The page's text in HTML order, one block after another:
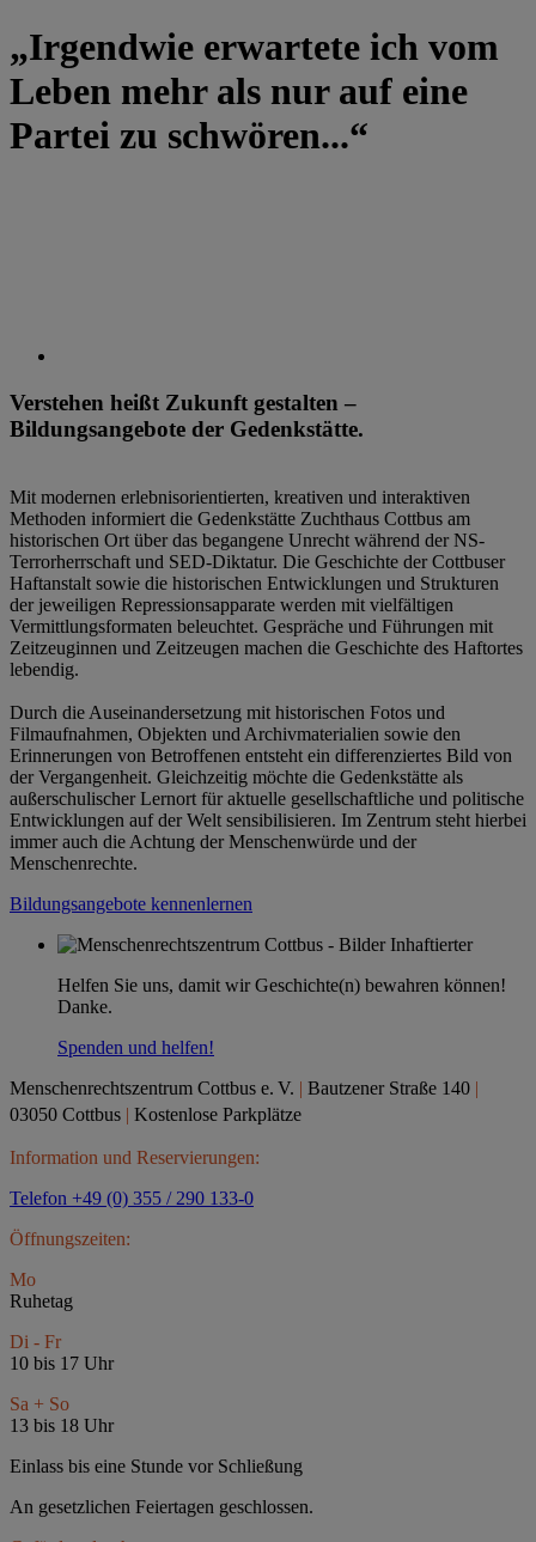
„Irgendwie erwartete ich vom
Leben mehr als nur auf eine
Partei zu schwören...“
Verstehen heißt Zukunft gestalten –
Bildungsangebote der Gedenkstätte.
Mit modernen erlebnisorientierten, kreativen und interaktiven
Methoden informiert die Gedenkstätte Zuchthaus Cottbus am
historischen Ort über das begangene Unrecht während der NS-
Terrorherrschaft und SED-Diktatur. Die Geschichte der Cottbuser
Haftanstalt sowie die historischen Entwicklungen und Strukturen
der jeweiligen Repressionsapparate werden mit vielfältigen
Vermittlungsformaten beleuchtet. Gespräche und Führungen mit
Zeitzeuginnen und Zeitzeugen machen die Geschichte des Haftortes
lebendig.
Durch die Auseinandersetzung mit historischen Fotos und
Filmaufnahmen, Objekten und Archivmaterialien sowie den
Erinnerungen von Betroffenen entsteht ein differenziertes Bild von
der Vergangenheit. Gleichzeitig möchte die Gedenkstätte als
außerschulischer Lernort für aktuelle gesellschaftliche und politische
Entwicklungen auf der Welt sensibilisieren. Im Zentrum steht hierbei
immer auch die Achtung der Menschenwürde und der
Menschenrechte.
Bildungsangebote kennenlernen
Helfen Sie uns, damit wir Geschichte(n) bewahren können!
Danke.
Spenden und helfen!
Menschenrechtszentrum Cottbus e. V. | Bautzener Straße 140 |
03050 Cottbus | Kostenlose Parkplätze
Information und Reservierungen:
Telefon +49 (0) 355 / 290 133-0
Öffnungszeiten:
Mo
Ruhetag
Di - Fr
10 bis 17 Uhr
Sa + So
13 bis 18 Uhr
Einlass bis eine Stunde vor Schließung
An gesetzlichen Feiertagen geschlossen.